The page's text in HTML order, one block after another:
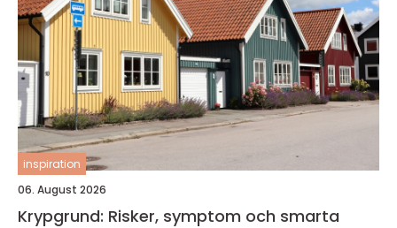
inspiration
06. August 2026
Krypgrund: Risker, symptom och smarta